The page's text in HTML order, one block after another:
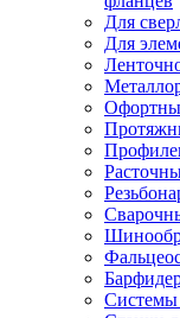
Для
Для
Системы